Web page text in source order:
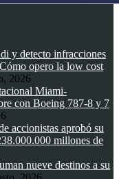
y detecto infracciones
opero la low cost
2026
Miami-
con Boeing 787-8 y 7
accionistas aprobó su
millones de
nueve destinos a su